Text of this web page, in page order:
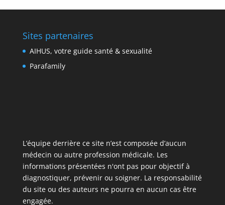
Sites partenaires
AIHUS, votre guide santé & sexualité
Parafamily
L’équipe derrière ce site n’est composée d’aucun
médecin ou autre profession médicale. Les
informations présentées n'ont pas pour objectif à
diagnostiquer, prévenir ou soigner. La responsabilité
du site ou des auteurs ne pourra en aucun cas être
engagée.